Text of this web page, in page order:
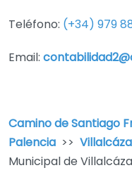
Teléfono: (+34) 979
Email:
Camino de Santiago
Palencia >>
Municipal de